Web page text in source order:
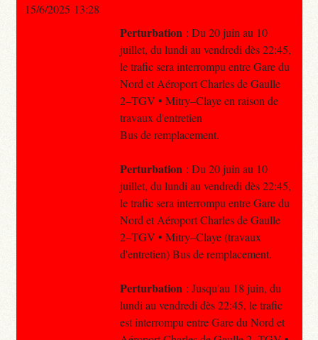
Perturbation : Du 20 juin au 10
juillet, du lundi au vendredi dès 22:45,
le trafic sera interrompu entre Gare du
Nord et Aéroport Charles de Gaulle
2–TGV • Mitry–Claye en raison de
travaux d'entretien
Bus de remplacement.
Perturbation : Du 20 juin au 10
juillet, du lundi au vendredi dès 22:45,
le trafic sera interrompu entre Gare du
Nord et Aéroport Charles de Gaulle
2–TGV • Mitry–Claye (travaux
d'entretien) Bus de remplacement.
Perturbation : Jusqu'au 18 juin, du
lundi au vendredi dès 22:45, le trafic
est interrompu entre Gare du Nord et
15/6/2025 13:28